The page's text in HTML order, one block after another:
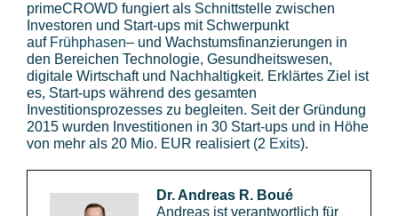
primeCROWD fungiert als Schnittstelle zwischen
Investoren und Start-ups mit Schwerpunkt
auf Frühphasen– und Wachstumsfinanzierungen in
den Bereichen Technologie, Gesundheitswesen,
digitale Wirtschaft und Nachhaltigkeit. Erklärtes Ziel ist
es, Start-ups während des gesamten
Investitionsprozesses zu begleiten. Seit der Gründung
2015 wurden Investitionen in 30 Start-ups und in Höhe
von mehr als 20 Mio. EUR realisiert (2 Exits).
Dr. Andreas R. Boué
Andreas ist verantwortlich für